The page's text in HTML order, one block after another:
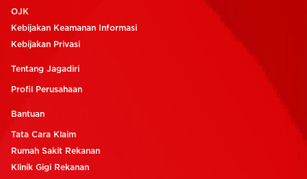
OJK
Kebijakan Keamanan Informasi
Kebijakan Privasi
Tentang Jagadiri
Profil Perusahaan
Bantuan
Tata Cara Klaim
Rumah Sakit Rekanan
Klinik Gigi Rekanan